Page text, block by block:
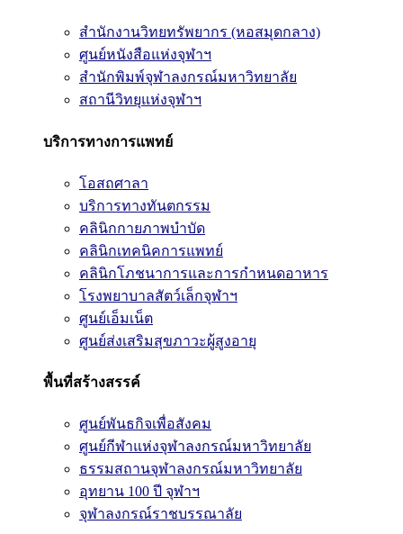
สำนักงานวิทยทรัพยากร (หอสมุดกลาง)
ศูนย์หนังสือแห่งจุฬาฯ
สำนักพิมพ์จุฬาลงกรณ์มหาวิทยาลัย
สถานีวิทยุแห่งจุฬาฯ
บริการทางการแพทย์
โอสถศาลา
บริการทางทันตกรรม
คลินิกกายภาพบำบัด
คลินิกเทคนิคการแพทย์
คลินิกโภชนาการและการกำหนดอาหาร
โรงพยาบาลสัตว์เล็กจุฬาฯ
ศูนย์เอ็มเน็ต
ศูนย์ส่งเสริมสุขภาวะผู้สูงอายุ
พื้นที่สร้างสรรค์
ศูนย์พันธกิจเพื่อสังคม
ศูนย์กีฬาแห่งจุฬาลงกรณ์มหาวิทยาลัย
ธรรมสถานจุฬาลงกรณ์มหาวิทยาลัย
อุทยาน 100 ปี จุฬาฯ
จุฬาลงกรณ์ราชบรรณาลัย